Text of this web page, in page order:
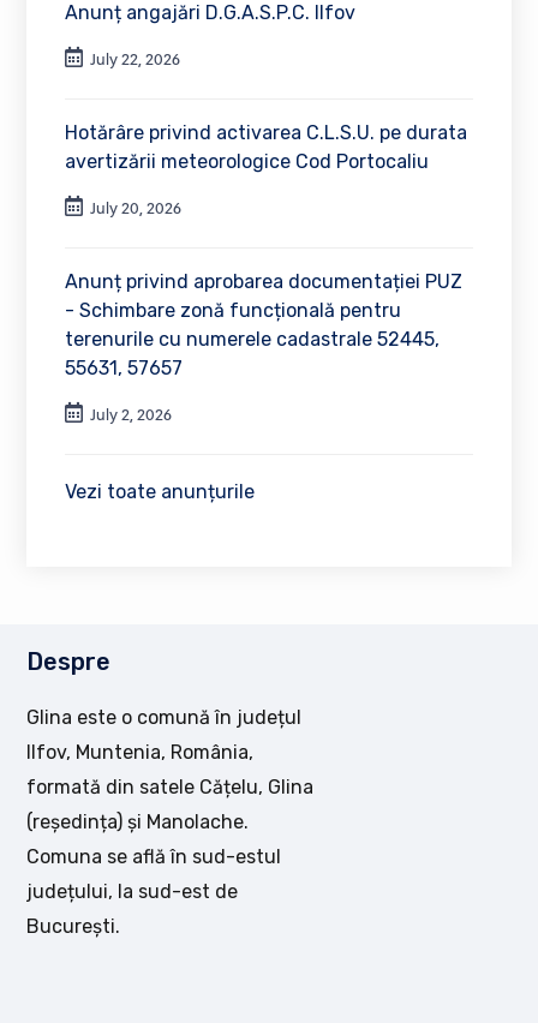
Anunț angajări D.G.A.S.P.C. Ilfov
July 22, 2026
Hotărâre privind activarea C.L.S.U. pe durata
avertizării meteorologice Cod Portocaliu
July 20, 2026
Anunț privind aprobarea documentației PUZ
- Schimbare zonă funcțională pentru
terenurile cu numerele cadastrale 52445,
55631, 57657
July 2, 2026
Vezi toate anunțurile
Despre
Glina este o comună în județul
Ilfov, Muntenia, România,
formată din satele Cățelu, Glina
(reședința) și Manolache.
Comuna se află în sud-estul
județului, la sud-est de
București.